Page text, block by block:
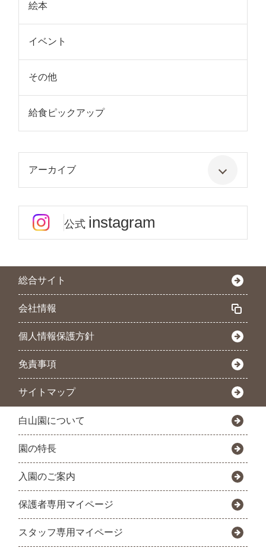
絵本
イベント
その他
給食ピックアップ
アーカイブ
公式 instagram
総合サイト
会社情報
個人情報保護方針
免責事項
サイトマップ
白山園について
園の特長
入園のご案内
保護者専用マイページ
スタッフ専用マイページ